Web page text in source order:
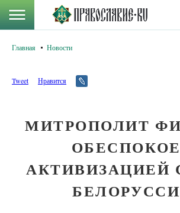
Главная Новости
Tweet Нравится
МИТРОПОЛИТ
АКТИВИЗАЦИЕЙ